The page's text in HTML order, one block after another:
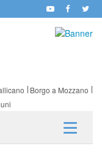
Borgo a Mozzano